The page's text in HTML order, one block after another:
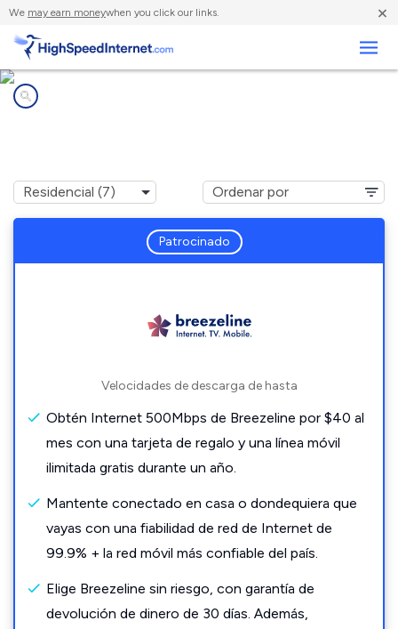
We may earn moneywhen you click our links. ×
Patrocinado
Velocidades de descarga de hasta
Obtén Internet 500Mbps de Breezeline por $40 al
mes con una tarjeta de regalo y una línea móvil
ilimitada gratis durante un año.
Mantente conectado en casa o dondequiera que
vayas con una fiabilidad de red de Internet de
99.9% + la red móvil más confiable del país.
Elige Breezeline sin riesgo, con garantía de
devolución de dinero de 30 días. Además,